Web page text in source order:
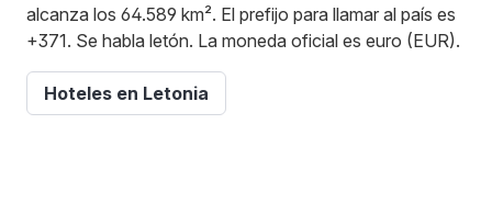
alcanza los 64.589 km². El prefijo para llamar al país es
+371. Se habla letón. La moneda oficial es euro (EUR).
Hoteles en Letonia